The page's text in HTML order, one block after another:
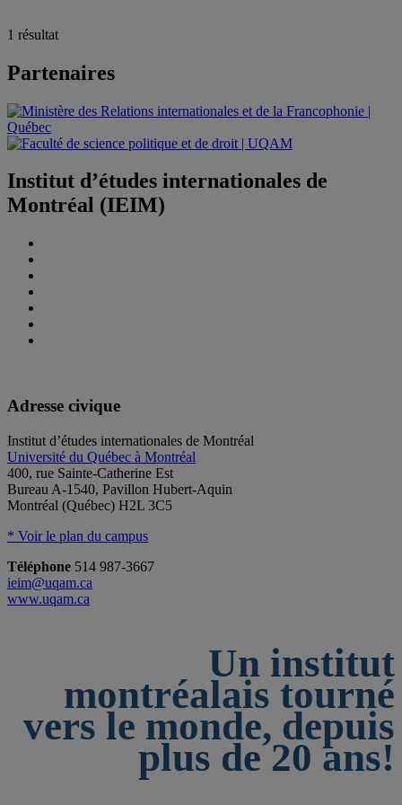
1 résultat
Partenaires
Institut d’études internationales de
Montréal (IEIM)
Adresse civique
Institut d’études internationales de Montréal
Université du Québec à Montréal
400, rue Sainte-Catherine Est
Bureau A-1540, Pavillon Hubert-Aquin
Montréal (Québec) H2L 3C5
* Voir le plan du campus
Téléphone 514 987-3667
ieim@uqam.ca
www.uqam.ca
Un institut
montréalais tourné
vers le monde, depuis
plus de 20 ans!